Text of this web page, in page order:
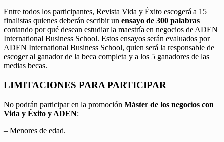
Entre todos los participantes, Revista Vida y Éxito escogerá a 15
finalistas quienes deberán escribir un ensayo de 300 palabras
contando por qué desean estudiar la maestría en negocios de ADEN
International Business School. Estos ensayos serán evaluados por
ADEN International Business School, quien será la responsable de
escoger al ganador de la beca completa y a los 5 ganadores de las
medias becas.
LIMITACIONES PARA PARTICIPAR
No podrán participar en la promoción Máster de los negocios con
Vida y Éxito y ADEN:
– Menores de edad.